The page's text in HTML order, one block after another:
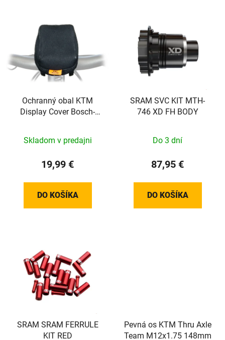
Ochranný obal KTM
Display Cover Bosch-
Skladom v predajni
19,99 €
DO KOŠÍKA
SRAM SVC KIT MTH-
746 XD FH BODY
Do 3 dní
87,95 €
DO KOŠÍKA
SRAM SRAM FERRULE
KIT RED
Pevná os KTM Thru Axle
Team M12x1.75 148mm